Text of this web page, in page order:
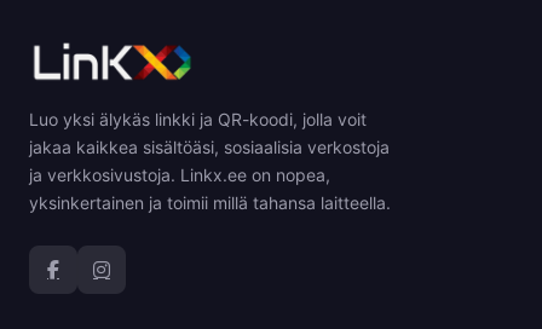
Luo yksi älykäs linkki ja QR-koodi, jolla voit
jakaa kaikkea sisältöäsi, sosiaalisia verkostoja
ja verkkosivustoja. Linkx.ee on nopea,
yksinkertainen ja toimii millä tahansa laitteella.